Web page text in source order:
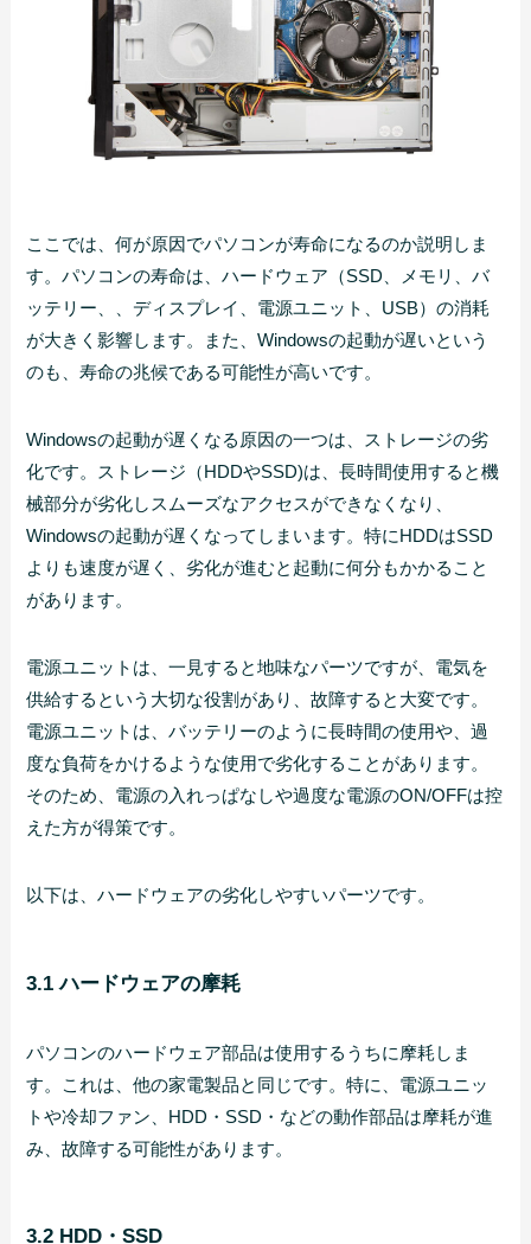
ここでは、何が原因でパソコンが寿命になるのか説明しま
す。パソコンの寿命は、ハードウェア（SSD、メモリ、バ
ッテリー、、ディスプレイ、電源ユニット、USB）の消耗
が大きく影響します。また、Windowsの起動が遅いという
のも、寿命の兆候である可能性が高いです。
Windowsの起動が遅くなる原因の一つは、ストレージの劣
化です。ストレージ（HDDやSSD)は、長時間使用すると機
械部分が劣化しスムーズなアクセスができなくなり、
Windowsの起動が遅くなってしまいます。特にHDDはSSD
よりも速度が遅く、劣化が進むと起動に何分もかかること
があります。
電源ユニットは、一見すると地味なパーツですが、電気を
供給するという大切な役割があり、故障すると大変です。
電源ユニットは、バッテリーのように長時間の使用や、過
度な負荷をかけるような使用で劣化することがあります。
そのため、電源の入れっぱなしや過度な電源のON/OFFは控
えた方が得策です。
以下は、ハードウェアの劣化しやすいパーツです。
3.1 ハードウェアの摩耗
パソコンのハードウェア部品は使用するうちに摩耗しま
す。これは、他の家電製品と同じです。特に、電源ユニッ
トや冷却ファン、HDD・SSD・などの動作部品は摩耗が進
み、故障する可能性があります。
3.2 HDD・SSD